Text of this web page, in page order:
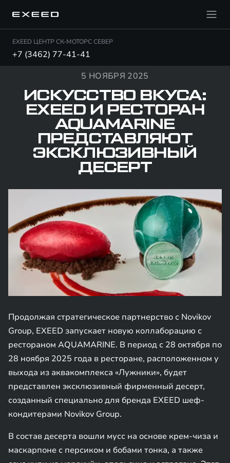
EXEED ЦЕНТР СК-МОТОРС СЕВЕР
+7 (3462) 77-41-41
5 НОЯБРЯ 2025
ИСКУССТВО ВКУСА:
EXEED И РЕСТОРАН
AQUAMARINE
ПРЕДСТАВЛЯЮТ
ЭКСКЛЮЗИВНЫЙ
ДЕСЕРТ
Продолжая стратегическое партнерство с Novikov
Group, EXEED запускает новую коллаборацию с
рестораном AQUAMARINE. В период с 28 октября по
28 ноября 2025 года в ресторане, расположенном у
выхода из аквакомплекса «Лужники», будет
представлен эксклюзивный фирменный десерт,
созданный специально для бренда EXEED шеф-
кондитерами Novikov Group.
В состав десерта вошли мусс на основе крем-чиза и
маскарпоне с персиком и бобами тонка, а также